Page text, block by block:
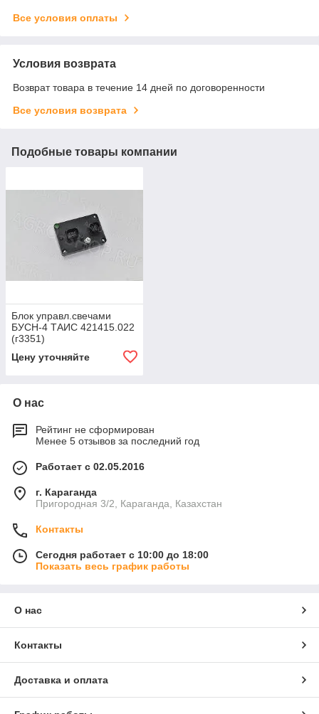
Все условия оплаты
Условия возврата
Возврат товара в течение 14 дней по договоренности
Все условия возврата
Подобные товары компании
Блок управл.свечами
БУСН-4 ТАИС 421415.022
(г3351)
Цену уточняйте
О нас
Рейтинг не сформирован
Менее 5 отзывов за последний год
Работает с 02.05.2016
г. Караганда
Пригородная 3/2, Караганда, Казахстан
Контакты
Сегодня работает с 10:00 до 18:00
Показать весь график работы
О нас
Контакты
Доставка и оплата